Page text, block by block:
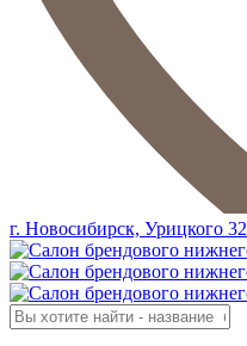
г. Новосибирск, Урицкого 32